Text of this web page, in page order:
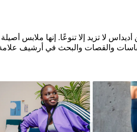
لا تزيد إلا تنوعًا. إنها ملابس
والقصات والبحث في أرشيف علامة